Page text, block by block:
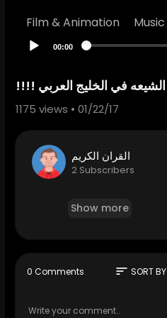
Film & Animation Music
00:00
1175 views • 01/22/17
القران الكريم
2 Subscribers
Show more
0 Comments sort SORT BY